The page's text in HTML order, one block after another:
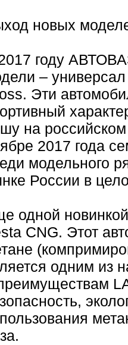
новых
году
–
Эти
на
2017 года
модельного
России в
одной
CNG. Этот
одним из